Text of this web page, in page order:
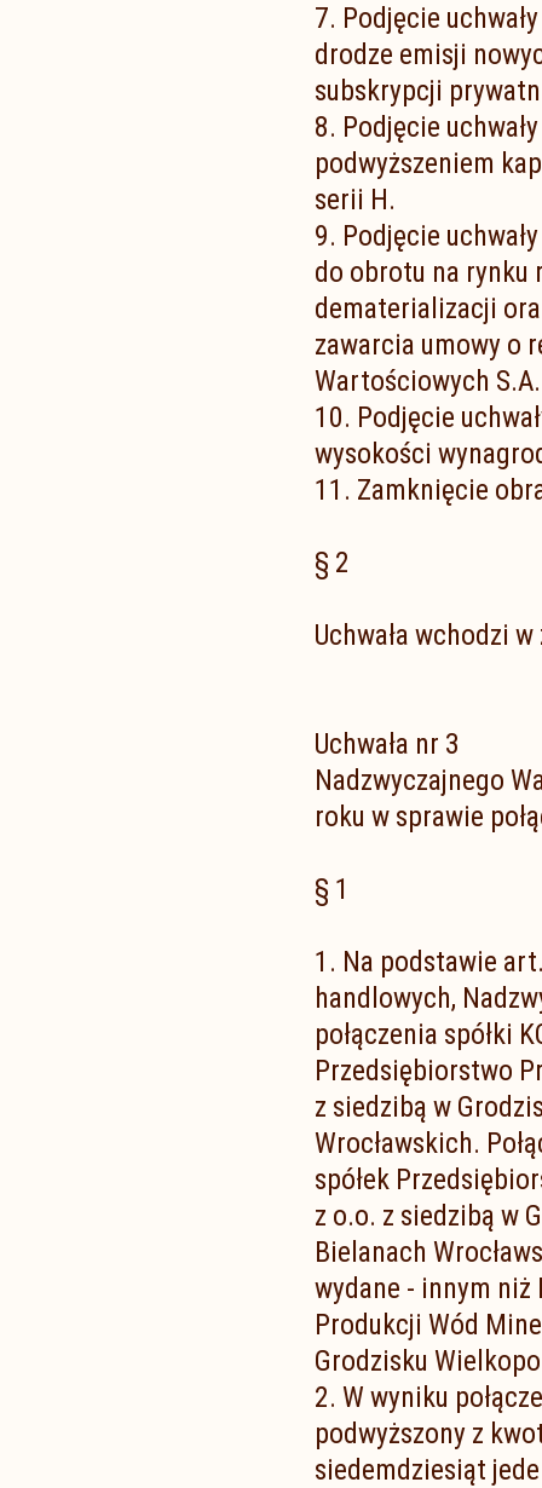
7. Podjęcie
drodze emisji
subskrypcji
8. Podjęcie
podwyższeniem
serii H.
9. Podjęcie
do obrotu na rynku
dematerializacji
zawarcia umowy o
Wartościowych S.A.
10. Podjęcie
wysokości
11. Zamknięcie
§ 2
Uchwała wchodzi
Uchwała nr 3
Nadzwyczajnego
roku w sprawie
§ 1
1. Na podstawie
handlowych,
połączenia spółki
Przedsiębiorstwo
z siedzibą w
Wrocławskich.
spółek
z o.o. z siedzibą w
Bielanach
wydane - innym niż
Produkcji Wód
Grodzisku
2. W wyniku
podwyższony z
siedemdziesiąt